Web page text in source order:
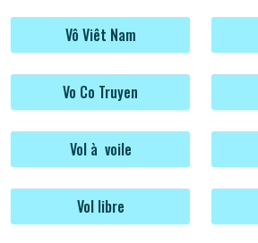
Vô Viêt Nam
Vo Co Truyen
Vol à voile
Vol libre